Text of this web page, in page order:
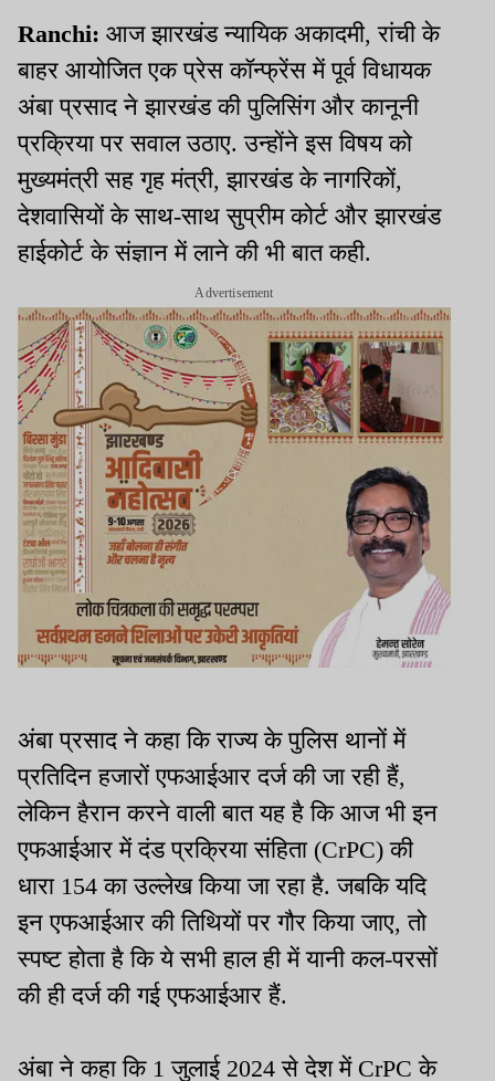
Ranchi: आज झारखंड न्यायिक अकादमी, रांची के
बाहर आयोजित एक प्रेस कॉन्फ्रेंस में पूर्व विधायक
अंबा प्रसाद ने झारखंड की पुलिसिंग और कानूनी
प्रक्रिया पर सवाल उठाए. उन्होंने इस विषय को
मुख्यमंत्री सह गृह मंत्री, झारखंड के नागरिकों,
देशवासियों के साथ-साथ सुप्रीम कोर्ट और झारखंड
हाईकोर्ट के संज्ञान में लाने की भी बात कही.
Advertisement
अंबा प्रसाद ने कहा कि राज्य के पुलिस थानों में
प्रतिदिन हजारों एफआईआर दर्ज की जा रही हैं,
लेकिन हैरान करने वाली बात यह है कि आज भी इन
एफआईआर में दंड प्रक्रिया संहिता (CrPC) की
धारा 154 का उल्लेख किया जा रहा है. जबकि यदि
इन एफआईआर की तिथियों पर गौर किया जाए, तो
स्पष्ट होता है कि ये सभी हाल ही में यानी कल-परसों
की ही दर्ज की गई एफआईआर हैं.
अंबा ने कहा कि 1 जुलाई 2024 से देश में CrPC के